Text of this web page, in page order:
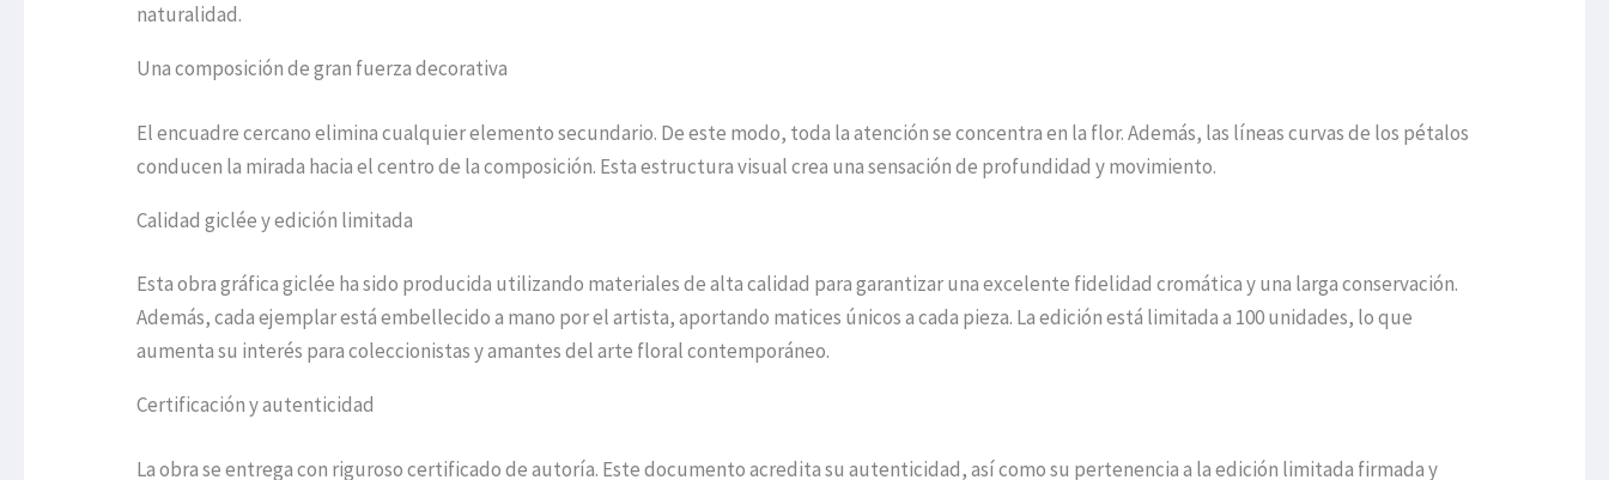
naturalidad.
Una composición de gran fuerza decorativa
El encuadre cercano elimina cualquier elemento secundario. De este modo, toda la atención se concentra en la flor. Además, las líneas curvas de los pétalos
conducen la mirada hacia el centro de la composición. Esta estructura visual crea una sensación de profundidad y movimiento.
Calidad giclée y edición limitada
Esta obra gráfica giclée ha sido producida utilizando materiales de alta calidad para garantizar una excelente fidelidad cromática y una larga conservación.
Además, cada ejemplar está embellecido a mano por el artista, aportando matices únicos a cada pieza. La edición está limitada a 100 unidades, lo que
aumenta su interés para coleccionistas y amantes del arte floral contemporáneo.
Certificación y autenticidad
La obra se entrega con riguroso certificado de autoría. Este documento acredita su autenticidad, así como su pertenencia a la edición limitada firmada y